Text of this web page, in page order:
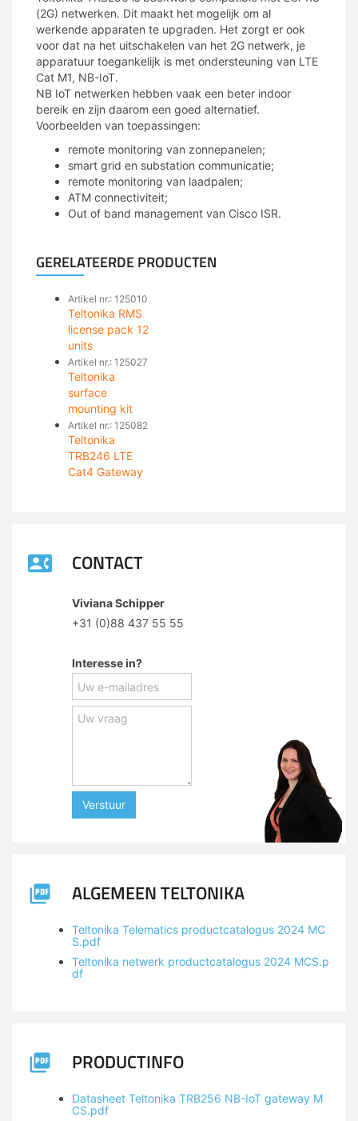
(2G) netwerken. Dit maakt het mogelijk om al
werkende apparaten te upgraden. Het zorgt er ook
voor dat na het uitschakelen van het 2G netwerk, je
apparatuur toegankelijk is met ondersteuning van LTE
Cat M1, NB-IoT.
NB IoT netwerken hebben vaak een beter indoor
bereik en zijn daarom een goed alternatief.
Voorbeelden van toepassingen:
remote monitoring van zonnepanelen;
smart grid en substation communicatie;
remote monitoring van laadpalen;
ATM connectiviteit;
Out of band management van Cisco ISR.
GERELATEERDE PRODUCTEN
Artikel nr.: 125010
Teltonika RMS
license pack 12
units
Artikel nr.: 125027
Teltonika
surface
mounting kit
Artikel nr.: 125082
Teltonika
TRB246 LTE
Cat4 Gateway
CONTACT
Viviana Schipper
+31 (0)88 437 55 55
Interesse in?
Verstuur
ALGEMEEN TELTONIKA
Teltonika Telematics productcatalogus 2024 MC
S.pdf
Teltonika netwerk productcatalogus 2024 MCS.p
df
PRODUCTINFO
Datasheet Teltonika TRB256 NB-IoT gateway M
CS.pdf